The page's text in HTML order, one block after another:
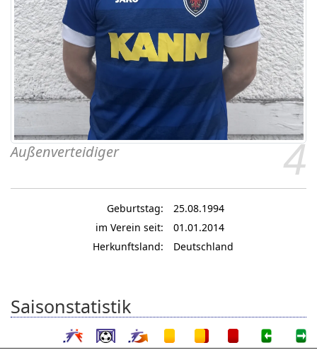
4
Außenverteidiger
Geburtstag:
25.08.1994
im Verein seit:
01.01.2014
Herkunftsland:
Deutschland
Saisonstatistik